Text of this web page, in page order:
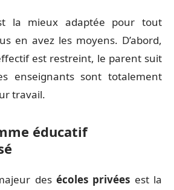
la mieux adaptée pour tout
en avez les moyens. D’abord,
est restreint, le parent suit
enseignants sont totalement
travail.
éducatif
des écoles privées est la